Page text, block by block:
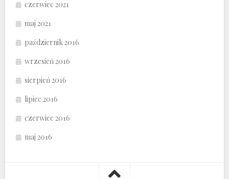
czerwiec 2021
maj 2021
październik 2016
wrzesień 2016
sierpień 2016
lipiec 2016
czerwiec 2016
maj 2016